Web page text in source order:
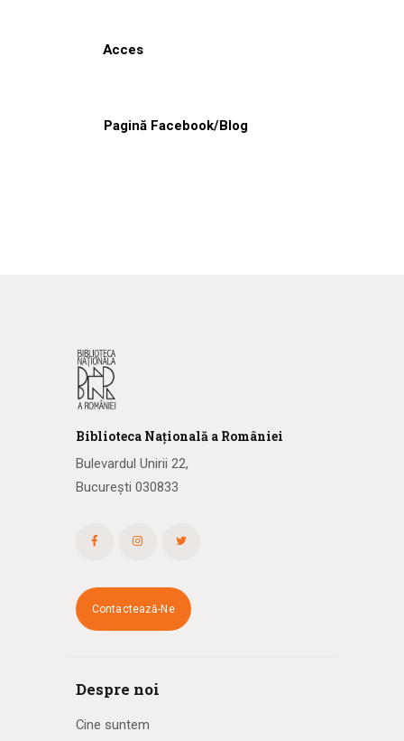
Acces
Pagină Facebook/Blog
Biblioteca Națională a României
Bulevardul Unirii 22,
București 030833
Contactează-Ne
Despre noi
Cine suntem